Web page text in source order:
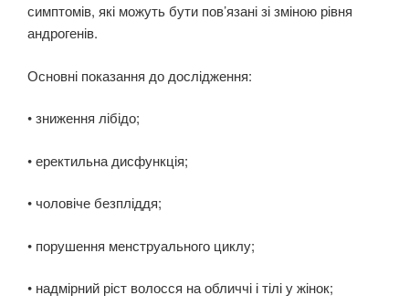
симптомів, які можуть бути пов’язані зі зміною рівня
андрогенів.
Основні показання до дослідження:
• зниження лібідо;
• еректильна дисфункція;
• чоловіче безпліддя;
• порушення менструального циклу;
• надмірний ріст волосся на обличчі і тілі у жінок;